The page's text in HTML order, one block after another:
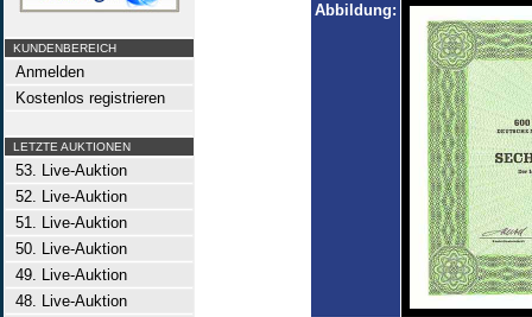
KUNDENBEREICH
Anmelden
Kostenlos registrieren
LETZTE AUKTIONEN
53. Live-Auktion
52. Live-Auktion
51. Live-Auktion
50. Live-Auktion
49. Live-Auktion
48. Live-Auktion
Abbildung: